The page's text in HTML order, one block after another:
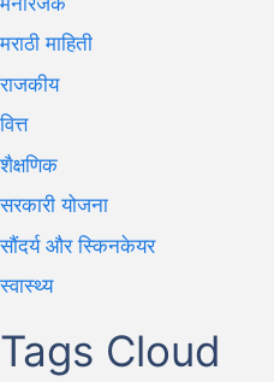
मराठी माहिती
राजकीय
वित्त
शैक्षणिक
सरकारी योजना
सौंदर्य और स्किनकेयर
स्वास्थ्य
Tags Cloud